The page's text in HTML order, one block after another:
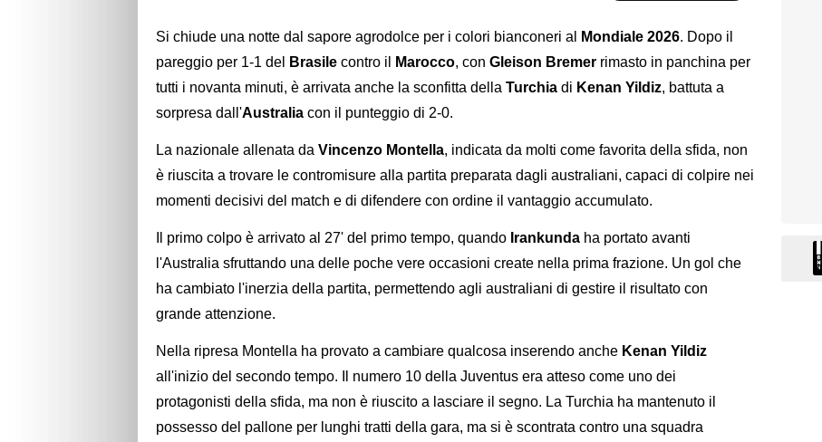
Si chiude una notte dal sapore agrodolce per i colori bianconeri al Mondiale 2026. Dopo il
pareggio per 1-1 del
Brasile contro il Marocco, con Gleison Bremer rimasto in panchina per
tutti i novanta minuti, è arrivata anche la sconfitta della Turchia di Kenan Yildiz, battuta a
sorpresa dall'Australia con il punteggio di 2-0.
La nazionale allenata da Vincenzo Montella, indicata da molti come favorita della sfida, non
è riuscita a trovare le contromisure alla partita preparata dagli australiani, capaci di colpire nei
momenti decisivi del match e di difendere con ordine il vantaggio accumulato.
Il primo colpo è arrivato al 27' del primo tempo, quando Irankunda ha portato avanti
l'Australia sfruttando una delle poche vere occasioni create nella prima frazione. Un gol che
ha cambiato l'inerzia della partita, permettendo agli australiani di gestire il risultato con
grande attenzione.
Nella ripresa Montella ha provato a cambiare qualcosa inserendo anche Kenan Yildiz
all'inizio del secondo tempo. Il numero 10 della Juventus era atteso come uno dei
protagonisti della sfida, ma non è riuscito a lasciare il segno. La Turchia ha mantenuto il
possesso del pallone per lunghi tratti della gara, ma si è scontrata contro una squadra